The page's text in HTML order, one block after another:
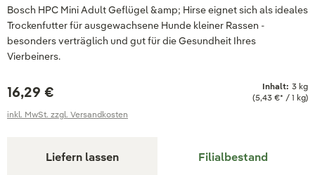
Bosch HPC Mini Adult Geflügel &amp; Hirse eignet sich als ideales
Trockenfutter für ausgewachsene Hunde kleiner Rassen -
besonders verträglich und gut für die Gesundheit Ihres
Vierbeiners.
16,29 € Inhalt: 3 kg
(5,43 €* / 1 kg)
inkl. MwSt. zzgl. Versandkosten
Liefern lassen Filialbestand